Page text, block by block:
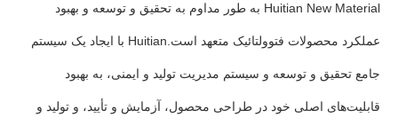
Huitian New Material به طور مداوم به تحقیق و توسعه و بهبود
عملکرد محصولات فتوولتائیک متعهد است.Huitian با ایجاد یک سیستم
جامع تحقیق و توسعه و سیستم مدیریت تولید و ایمنی، به بهبود
قابلیت‌های اصلی خود در طراحی محصول، آزمایش و تأیید، و تولید و